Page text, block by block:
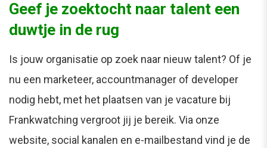
Geef je zoektocht naar talent een
duwtje in de rug
Is jouw organisatie op zoek naar nieuw talent? Of je
nu een marketeer, accountmanager of developer
nodig hebt, met het plaatsen van je vacature bij
Frankwatching vergroot jij je bereik. Via onze
website, social kanalen en e-mailbestand vind je de